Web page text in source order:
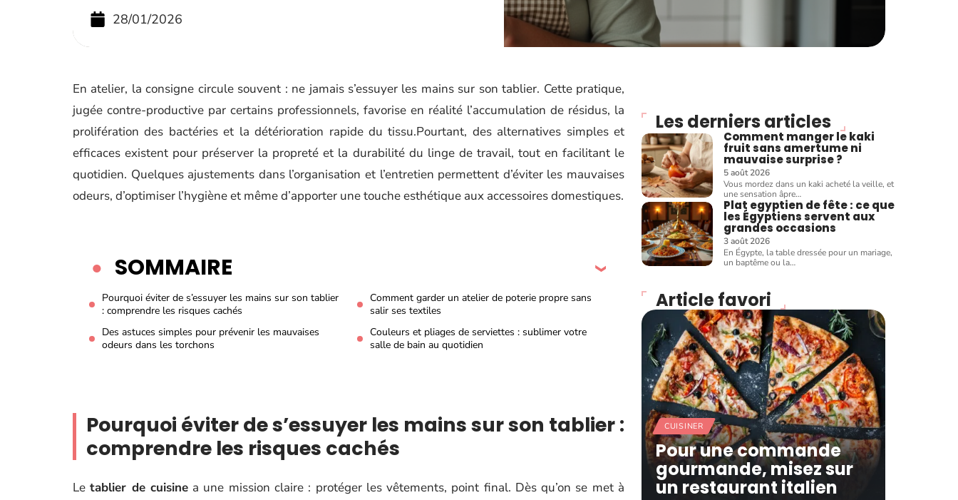
28/01/2026
En atelier, la consigne circule souvent : ne jamais s’essuyer les mains sur son tablier. Cette pratique,
jugée contre-productive par certains professionnels, favorise en réalité l’accumulation de résidus, la
prolifération des bactéries et la détérioration rapide du tissu.Pourtant, des alternatives simples et
efficaces existent pour préserver la propreté et la durabilité du linge de travail, tout en facilitant le
quotidien. Quelques ajustements dans l’organisation et l’entretien permettent d’éviter les mauvaises
odeurs, d’optimiser l’hygiène et même d’apporter une touche esthétique aux accessoires domestiques.
SOMMAIRE
Pourquoi éviter de s’essuyer les mains sur son tablier
: comprendre les risques cachés
Comment garder un atelier de poterie propre sans
salir ses textiles
Des astuces simples pour prévenir les mauvaises
odeurs dans les torchons
Couleurs et pliages de serviettes : sublimer votre
salle de bain au quotidien
Pourquoi éviter de s’essuyer les mains sur son tablier :
comprendre les risques cachés
Letablier de cuisinea une mission claire : protéger les vêtements, point final. Dès qu’on se met à
Les derniers articles
Comment manger le kaki
fruit sans amertume ni
mauvaise surprise ?
5 août 2026
Vous mordez dans un kaki acheté la veille, et
une sensation âpre…
Plat egyptien de fête : ce que
les Égyptiens servent aux
grandes occasions
3 août 2026
En Égypte, la table dressée pour un mariage,
un baptême ou la…
Article favori
CUISINER
Pour une commande
gourmande, misez sur
un restaurant italien